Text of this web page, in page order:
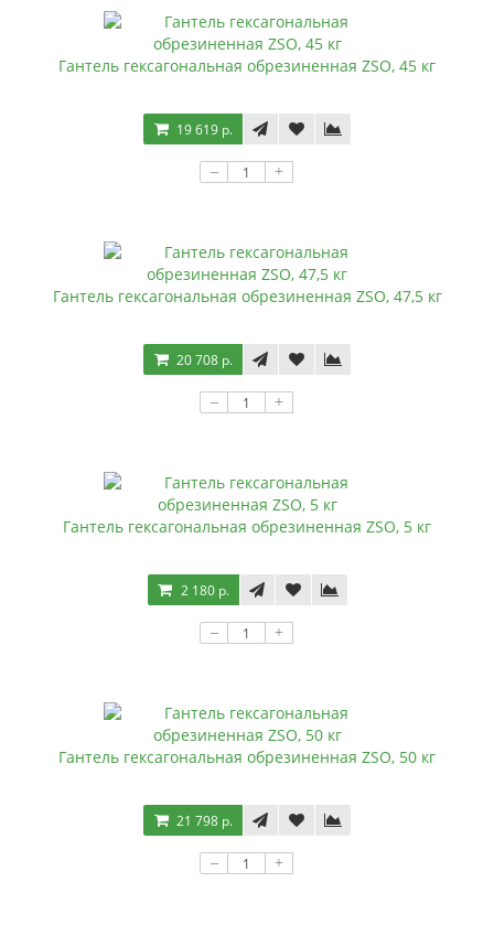
Гантель гексагональная обрезиненная ZSO, 45 кг
19 619 р.
– +
Гантель гексагональная обрезиненная ZSO, 47,5 кг
20 708 р.
– +
Гантель гексагональная обрезиненная ZSO, 5 кг
2 180 р.
– +
Гантель гексагональная обрезиненная ZSO, 50 кг
21 798 р.
– +